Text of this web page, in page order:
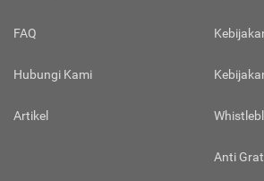
FAQ
Hubungi Kami
Artikel
Anti